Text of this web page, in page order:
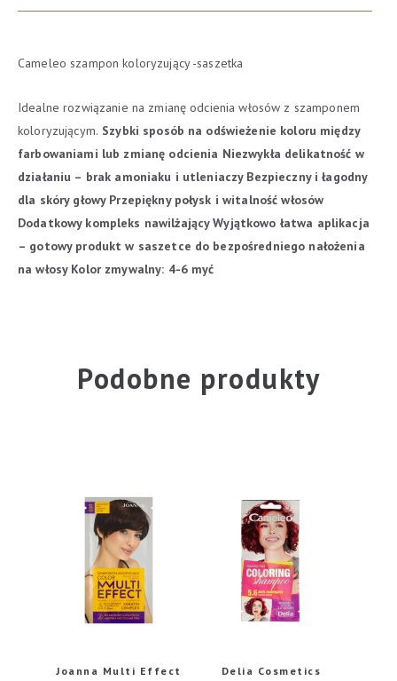
Cameleo szampon koloryzujący -saszetka
Idealne rozwiązanie na zmianę odcienia włosów z szamponem
koloryzującym. Szybki sposób na odświeżenie koloru między
farbowaniami lub zmianę odcienia Niezwykła delikatność w
działaniu – brak amoniaku i utleniaczyBezpieczny i łagodny
dla skóry głowyPrzepiękny połysk i witalność włosów
Dodatkowy kompleks nawilżającyWyjątkowo łatwa aplikacja
– gotowy produkt w saszetce do bezpośredniego nałożenia
na włosyKolor zmywalny: 4-6 myć
Podobne produkty
Joanna Multi Effect
Delia Cosmetics